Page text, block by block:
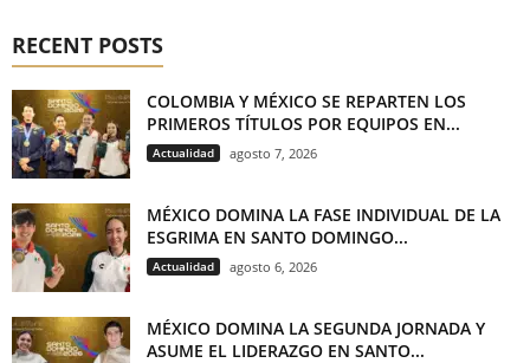
RECENT POSTS
COLOMBIA Y MÉXICO SE REPARTEN LOS
PRIMEROS TÍTULOS POR EQUIPOS EN...
Actualidad agosto 7, 2026
MÉXICO DOMINA LA FASE INDIVIDUAL DE LA
ESGRIMA EN SANTO DOMINGO...
Actualidad agosto 6, 2026
MÉXICO DOMINA LA SEGUNDA JORNADA Y
ASUME EL LIDERAZGO EN SANTO...